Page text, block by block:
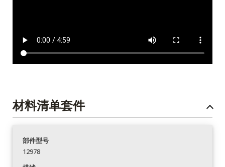
材料清单套件
部件型号
12978